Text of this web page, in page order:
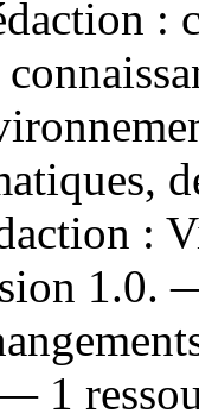
:
:
1.0.
1